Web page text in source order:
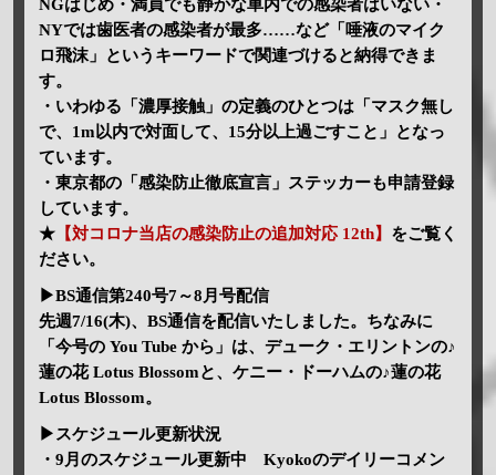
NGはじめ・満員でも静かな車内での感染者はいない・
NYでは歯医者の感染者が最多……など「唾液のマイク
ロ飛沫」というキーワードで関連づけると納得できま
す。
・いわゆる「濃厚接触」の定義のひとつは「マスク無し
で、1m以内で対面して、15分以上過ごすこと」となっ
ています。
・東京都の「感染防止徹底宣言」ステッカーも申請登録
しています。
★【対コロナ当店の感染防止の追加対応 12th】 をご覧く
ださい。
▶BS通信第240号7～8月号配信
先週7/16(木)、BS通信を配信いたしました。ちなみに
「今号の You Tube から」は、デューク・エリントンの♪
蓮の花 Lotus Blossomと、ケニー・ドーハムの♪蓮の花
Lotus Blossom。
▶スケジュール更新状況
・9月のスケジュール更新中 Kyokoのデイリーコメン